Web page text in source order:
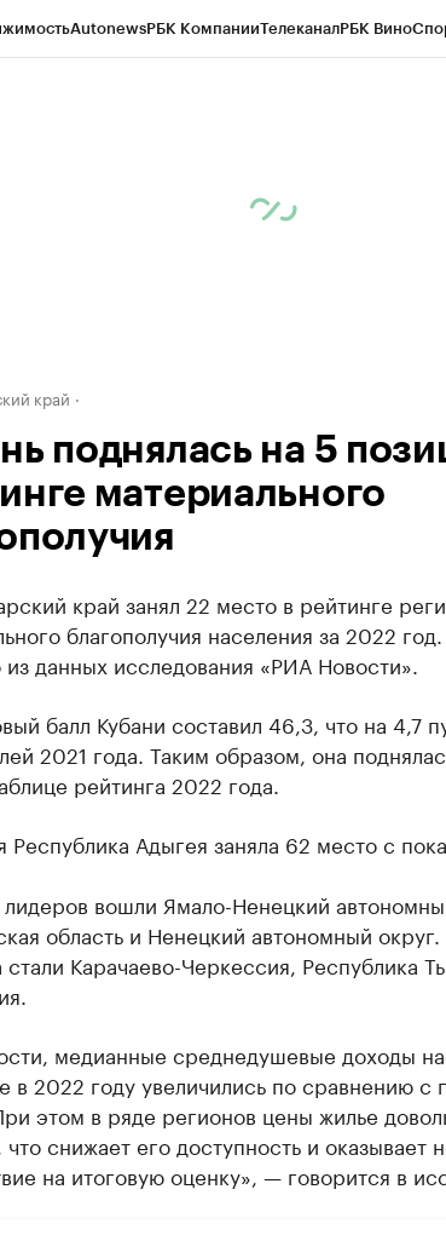
AutonewsРБК КомпанииТелеканалРБК Вино
край
поднялась на 5
материального
край занял 22 место в рейтинге
благополучия населения за 2022
из данных исследования «РИА Новости».
балл Кубани составил 46,3, что на 4,7
2021 года. Таким образом, она
рейтинга 2022 года.
Республика Адыгея заняла 62 место с
вошли Ямало-Ненецкий
область и Ненецкий автономный
стали Карачаево-Черкессия, Республика
медианные среднедушевые доходы
в 2022 году увеличились по сравнению
этом в ряде регионов цены жилье
снижает его доступность и оказывает
на итоговую оценку», — говорится в